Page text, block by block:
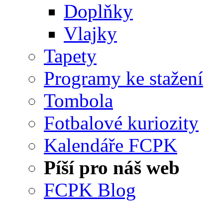
Doplňky
Vlajky
Tapety
Programy ke stažení
Tombola
Fotbalové kuriozity
Kalendáře FCPK
Píší pro náš web
FCPK Blog